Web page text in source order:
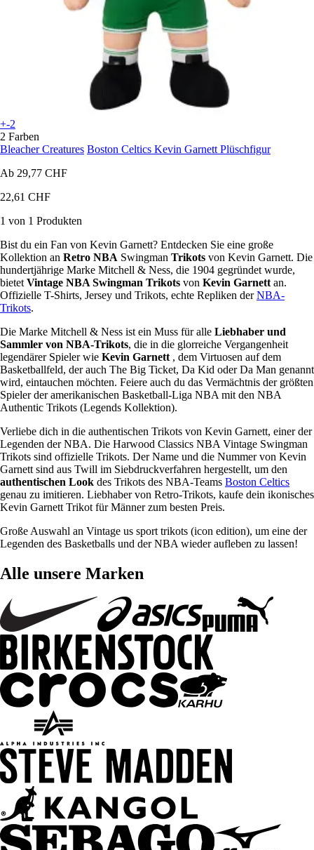
+-2
2 Farben
Bleacher Creatures Boston Celtics Kevin Garnett Plüschfigur
Ab 29,77 CHF
22,61 CHF
1 von 1 Produkten
Bist du ein Fan von Kevin Garnett? Entdecken Sie eine große
Kollektion an Retro NBA Swingman Trikots von Kevin Garnett. Die
hundertjährige Marke Mitchell & Ness, die 1904 gegründet wurde,
bietet Vintage NBA Swingman Trikots von Kevin Garnett an.
Offizielle T-Shirts, Jersey und Trikots, echte Repliken derNBA-
Trikots.
Die Marke Mitchell & Ness ist ein Muss für alle Liebhaber und
Sammler von NBA-Trikots, die in die glorreiche Vergangenheit
legendärer Spieler wie Kevin Garnett , dem Virtuosen auf dem
Basketballfeld, der auch The Big Ticket, Da Kid oder Da Man genannt
wird, eintauchen möchten. Feiere auch du das Vermächtnis der größten
Spieler der amerikanischen Basketball-Liga NBA mit den NBA
Authentic Trikots (Legends Kollektion).
Verliebe dich in die authentischen Trikots von Kevin Garnett, einer der
Legenden der NBA. Die Harwood Classics NBA Vintage Swingman
Trikots sind offizielle Trikots. Der Name und die Nummer von Kevin
Garnett sind aus Twill im Siebdruckverfahren hergestellt, um den
authentischen Look des Trikots des NBA-Teams Boston Celtics
genau zu imitieren. Liebhaber von Retro-Trikots, kaufe dein ikonisches
Kevin Garnett Trikot für Männer zum besten Preis.
Große Auswahl an Vintage us sport trikots (icon edition), um eine der
Legenden des Basketballs und der NBA wieder aufleben zu lassen!
Alle unsere Marken